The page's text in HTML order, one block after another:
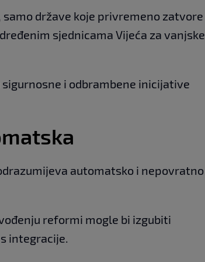
države koje privremeno zatvore
sjednicama Vijeća za vanjske
i odbrambene inicijative
automatsko i nepovratno
reformi mogle bi izgubiti
integracije.